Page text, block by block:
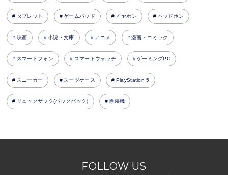
タブレット ゲームパッド イヤホン ヘッドホン
映画 小説・文庫 アニメ 漫画・コミック
スマートフォン スマートウォッチ ゲーミングPC
スニーカー スーツケース PlayStation 5
リュックサック(バックパック) 除湿機
FOLLOW US